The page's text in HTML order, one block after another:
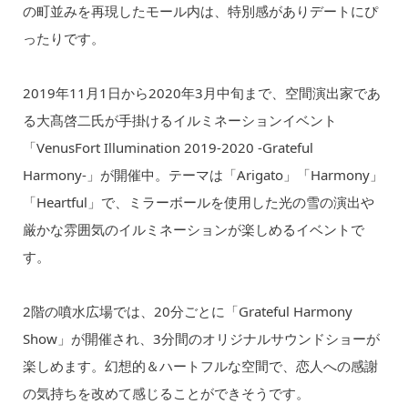
の町並みを再現したモール内は、特別感がありデートにぴ
ったりです。
2019年11月1日から2020年3月中旬まで、空間演出家であ
る大髙啓二氏が手掛けるイルミネーションイベント
「VenusFort Illumination 2019-2020 -Grateful
Harmony-」が開催中。テーマは「Arigato」「Harmony」
「Heartful」で、ミラーボールを使用した光の雪の演出や
厳かな雰囲気のイルミネーションが楽しめるイベントで
す。
2階の噴水広場では、20分ごとに「Grateful Harmony
Show」が開催され、3分間のオリジナルサウンドショーが
楽しめます。幻想的＆ハートフルな空間で、恋人への感謝
の気持ちを改めて感じることができそうです。